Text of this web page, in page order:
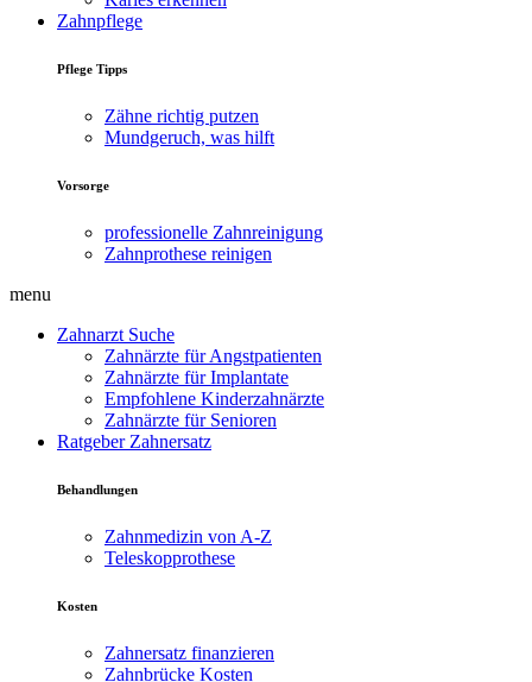
Zahnpflege
Pflege Tipps
Zähne richtig putzen
Mundgeruch, was hilft
Vorsorge
professionelle Zahnreinigung
Zahnprothese reinigen
menu
Zahnarzt Suche
Zahnärzte für Angstpatienten
Zahnärzte für Implantate
Empfohlene Kinderzahnärzte
Zahnärzte für Senioren
Ratgeber Zahnersatz
Behandlungen
Zahnmedizin von A-Z
Teleskopprothese
Kosten
Zahnersatz finanzieren
Zahnbrücke Kosten